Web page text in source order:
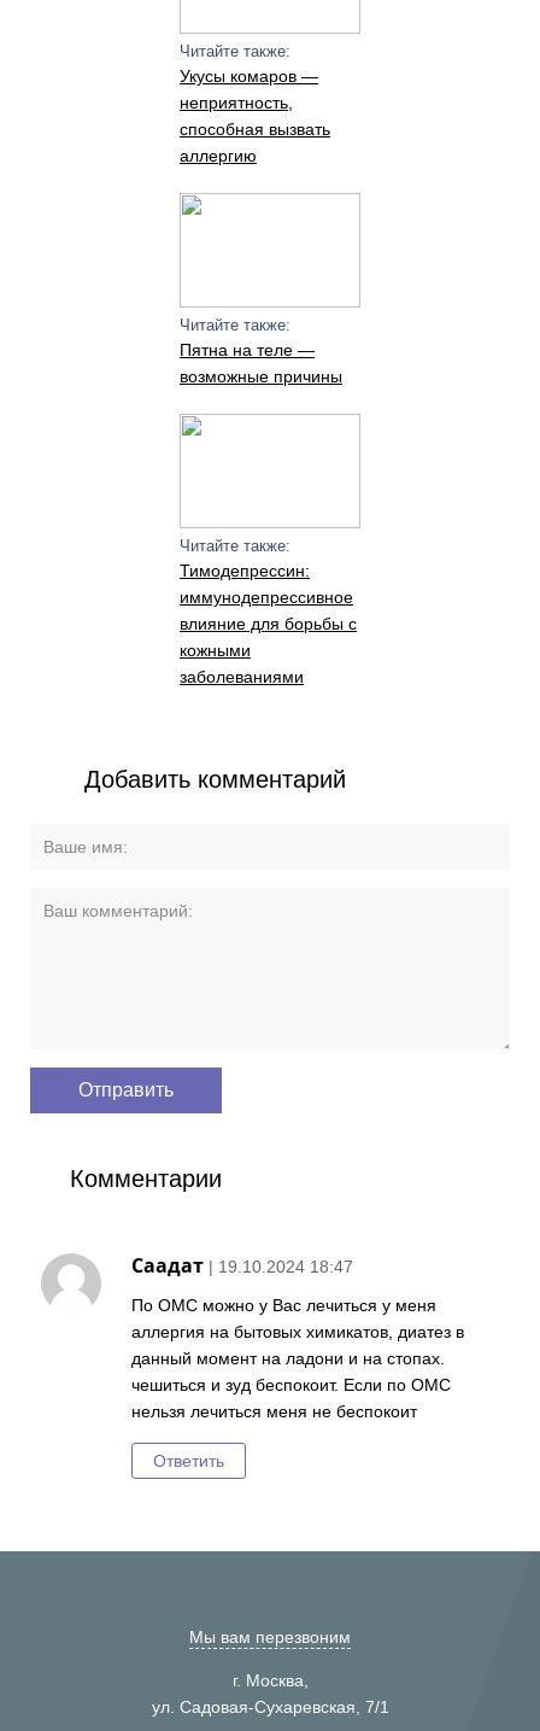
Читайте также:
Укусы комаров —
неприятность,
способная вызвать
аллергию
Читайте также:
Пятна на теле —
возможные причины
Читайте также:
Тимодепрессин:
иммунодепрессивное
влияние для борьбы с
кожными
заболеваниями
Добавить комментарий
Комментарии
Саадат | 19.10.2024 18:47
По ОМС можно у Вас лечиться у меня
аллергия на бытовых химикатов, диатез в
данный момент на ладони и на стопах.
чешиться и зуд беспокоит. Если по ОМС
нельзя лечиться меня не беспокоит
Ответить
Мы вам перезвоним
г. Москва,
ул. Садовая-Сухаревская, 7/1